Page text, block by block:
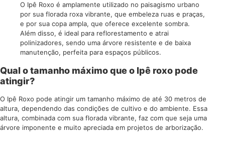
O Ipê Roxo é amplamente utilizado no paisagismo urbano
por sua florada roxa vibrante, que embeleza ruas e praças,
e por sua copa ampla, que oferece excelente sombra.
Além disso, é ideal para reflorestamento e atrai
polinizadores, sendo uma árvore resistente e de baixa
manutenção, perfeita para espaços públicos.
Qual o tamanho máximo que o Ipê roxo pode
atingir?
O Ipê Roxo pode atingir um tamanho máximo de até 30 metros de
altura, dependendo das condições de cultivo e do ambiente. Essa
altura, combinada com sua florada vibrante, faz com que seja uma
árvore imponente e muito apreciada em projetos de arborização.